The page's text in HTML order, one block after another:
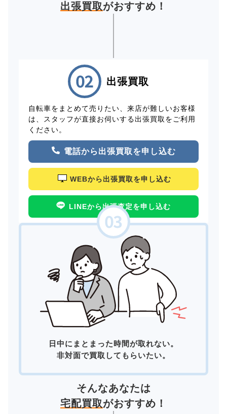
出張買取がおすすめ！
出張買取
自転車をまとめて売りたい、来店が難しいお客様
は、スタッフが直接お伺いする出張買取をご利用
ください。
電話から出張買取を申し込む
WEBから出張買取を申し込む
LINEから出張査定を申し込む
日中にまとまった時間が取れない。
非対面で買取してもらいたい。
そんなあなたは
宅配買取がおすすめ！